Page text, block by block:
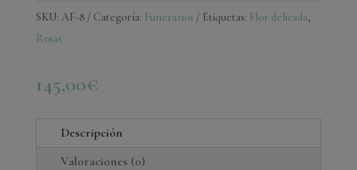
SKU: AF-8 Categoría: Funerarios Etiquetas: Flor delicada,
Rosas
145,00€
Descripción
Valoraciones (0)